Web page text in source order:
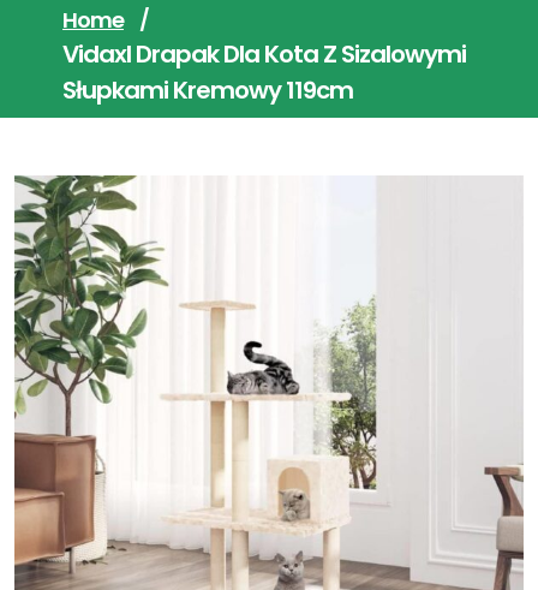
Home /
Vidaxl Drapak Dla Kota Z Sizalowymi
Słupkami Kremowy 119cm